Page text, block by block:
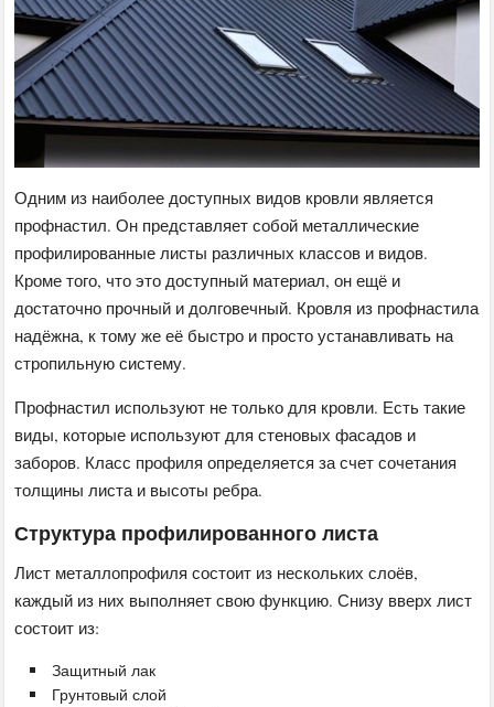
Одним из наиболее доступных видов кровли является
профнастил. Он представляет собой металлические
профилированные листы различных классов и видов.
Кроме того, что это доступный материал, он ещё и
достаточно прочный и долговечный. Кровля из профнастила
надёжна, к тому же её быстро и просто устанавливать на
стропильную систему.
Профнастил используют не только для кровли. Есть такие
виды, которые используют для стеновых фасадов и
заборов. Класс профиля определяется за счет сочетания
толщины листа и высоты ребра.
Структура профилированного листа
Лист металлопрофиля состоит из нескольких слоёв,
каждый из них выполняет свою функцию. Снизу вверх лист
состоит из:
Защитный лак
Грунтовый слой